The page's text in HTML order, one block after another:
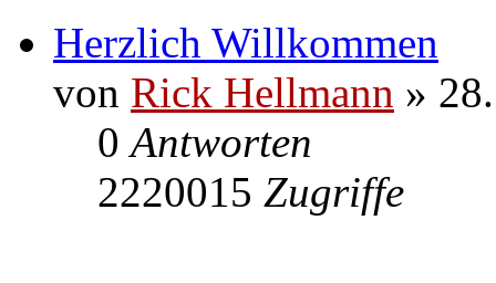
Herzlich Willkommen
von Rick Hellmann »
0Antworten
2220015 Zugriffe